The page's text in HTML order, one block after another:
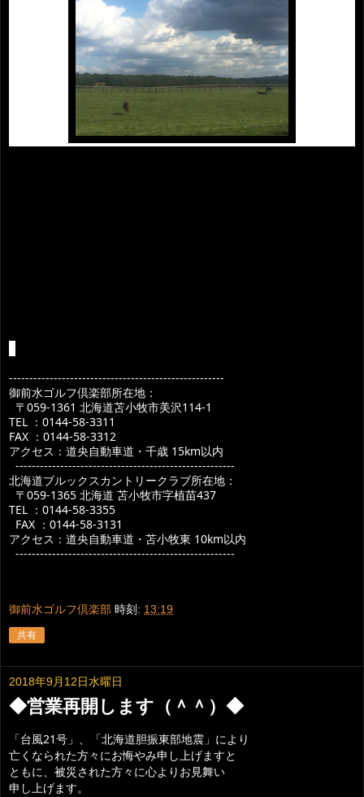
-----------------------------------------------------
御前水ゴルフ倶楽部所在地：
〒059-1361 北海道苫小牧市美沢114-1
TEL ：0144-58-3311
FAX ：0144-58-3312
アクセス：道央自動車道・千歳 15km以内
------------------------------------------------------
北海道ブルックスカントリークラブ所在地：
〒059-1365 北海道 苫小牧市字植苗437
TEL ：0144-58-3355
FAX ：0144-58-3131
アクセス：道央自動車道・苫小牧東 10km以内
------------------------------------------------------
御前水ゴルフ倶楽部 時刻: 13:19
共有
2018年9月12日水曜日
◆営業再開します（＾＾）◆
「台風21号」、「北海道胆振東部地震」により
亡くなられた方々にお悔やみ申し上げますと
ともに、被災された方々に心よりお見舞い
申し上げます。